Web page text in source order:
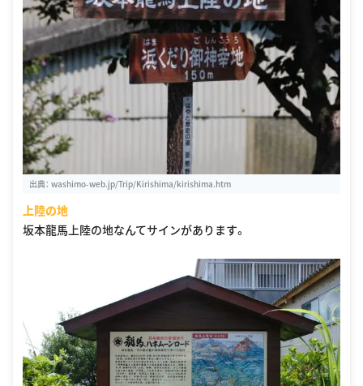
出典： washimo-web.jp/Trip/Kirishima/kirishima.htm
上陸の地
坂本龍馬上陸の地なんてサインがあります。